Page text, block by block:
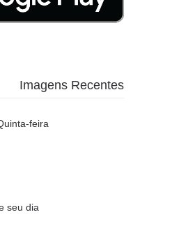
Imagens Recentes
feira
seu dia